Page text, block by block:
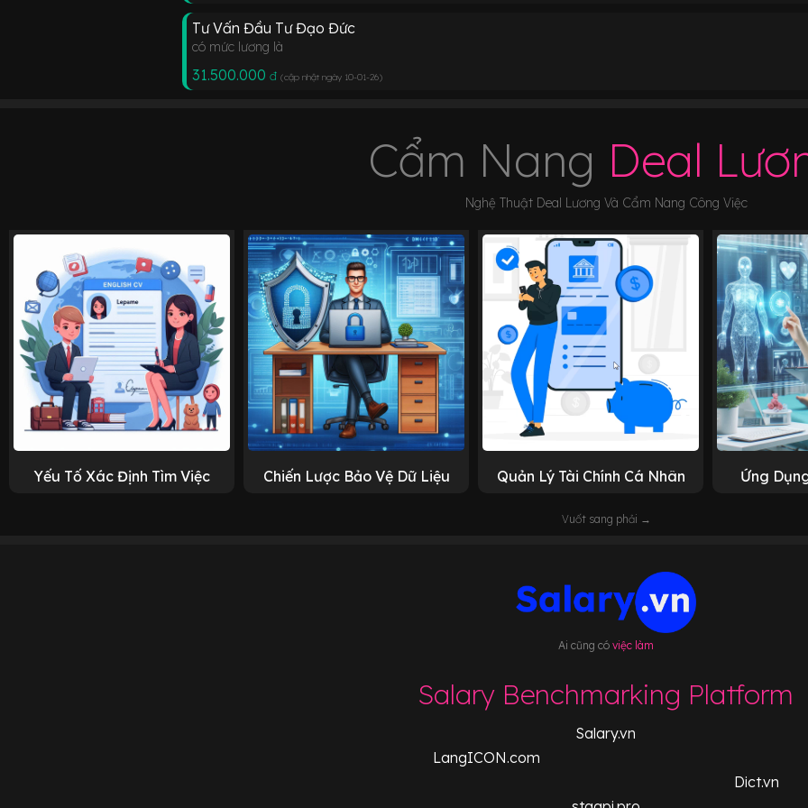
Tư Vấn Đầu Tư Đạo Đức
có mức lương là
31.500.000 đ (cập nhật ngày 10-01-26)
Cẩm Nang Deal
Nghệ Thuật Deal Lương Và Cẩm Nang Công Việc
Yếu Tố Xác Định Tìm Việc Chiến Lược Bảo Vệ Dữ Liệu Quản Lý Tài Chính Cá Nhân Ứng
Vuốt sang phải →
Ai cũng cóviệc làm
Salary Benchmarking Platform
Salary.vn
LangICON.com
Dict.vn